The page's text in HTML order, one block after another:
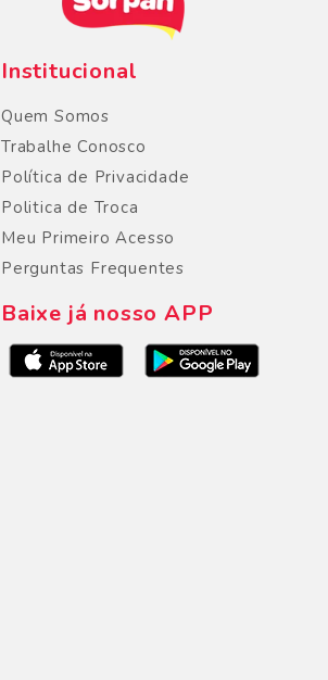
Institucional
Quem Somos
Trabalhe Conosco
Política de Privacidade
Politica de Troca
Meu Primeiro Acesso
Perguntas Frequentes
Baixe já nosso APP